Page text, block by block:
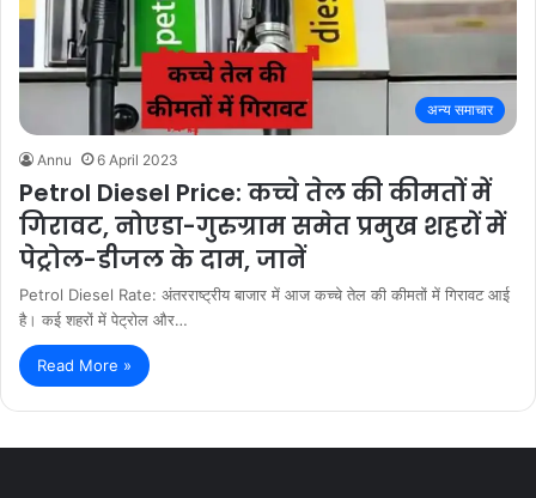
अन्य समाचार
Annu 6 April 2023
Petrol Diesel Price: कच्चे तेल की कीमतों में
गिरावट, नोएडा-गुरुग्राम समेत प्रमुख शहरों में
पेट्रोल-डीजल के दाम, जानें
Petrol Diesel Rate: अंतरराष्ट्रीय बाजार में आज कच्चे तेल की कीमतों में गिरावट आई
है। कई शहरों में पेट्रोल और…
Read More »